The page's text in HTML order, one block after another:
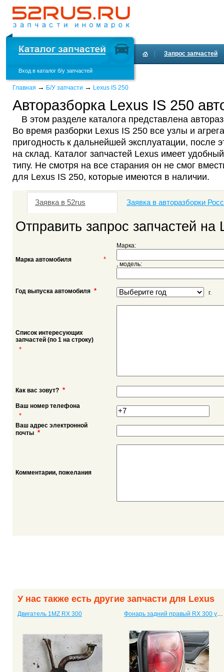
Вход в каталог б/у запчастей
Запрос запчастей
Главная → Б/У запчасти → Lexus IS 250
Авторазборка Lexus IS 250
В этом разделе каталога представлена
Во время разборки Lexus IS 250 все узлы и
пригодность к дальнейшей эксплуатации, после
на склад. Каталог запчастей Lexus имеет
типу. Не смотря на все старания он не смог
для Lexus IS 250, которые имеются в наличии.
Заявка в 52rus Заявка в авторазборки
Отправить запрос запчастей на
Марка автомобиля *
Марка:
, модель:
Год выпуска автомобиля * г.
Список интересующих
запчастей (по 1 на строку)
*
Как вас зовут? *
Ваш номер телефона
*
Ваш адрес электронной
почты *
Комментарии, пожелания
У нас также есть другие запчасти для Lexus
Двигатель 1MZ RX 300 Фонарь задний правый RX 300 универсал